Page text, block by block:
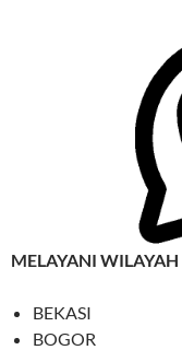
MELAYANI WILAYAH
BEKASI
BOGOR